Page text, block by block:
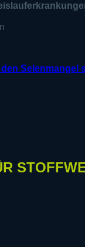
Selenmangel